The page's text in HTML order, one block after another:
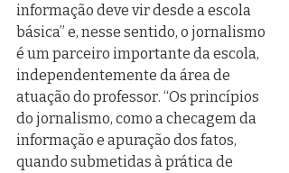
informação deve vir desde a escola
básica” e, nesse sentido, o jornalismo
é um parceiro importante da escola,
independentemente da área de
atuação do professor. “Os princípios
do jornalismo, como a checagem da
informação e apuração dos fatos,
quando submetidas à prática de